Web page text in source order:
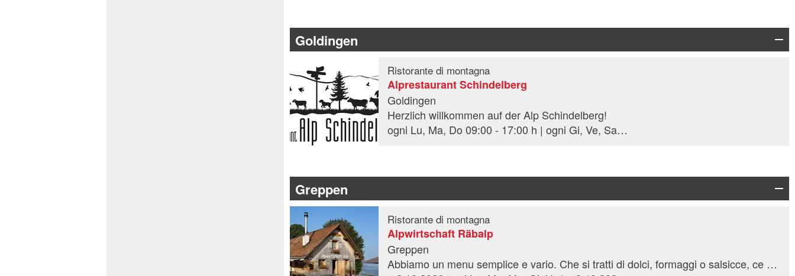
Goldingen
Ristorante di montagna
Alprestaurant Schindelberg
Goldingen
Herzlich willkommen auf der Alp Schindelberg!
ogni Lu, Ma, Do 09:00 - 17:00 h | ogni Gi, Ve, Sa 09:00 - 21:00 h
Greppen
Ristorante di montagna
Alpwirtschaft Räbalp
Greppen
Abbiamo un menu semplice e vario. Che si tratti di dolci, formaggi o salsicce, ce n'è per tutti i gusti, anche contro la sete!